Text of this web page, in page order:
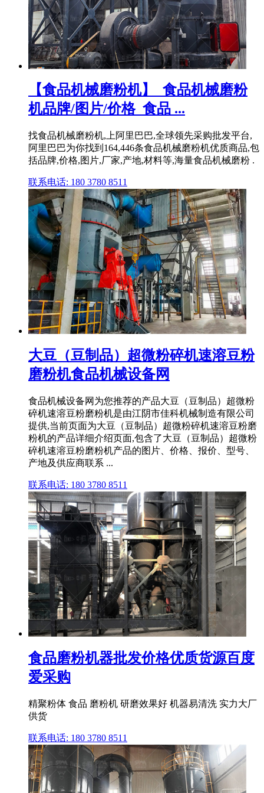
【食品机械磨粉机】_食品机械磨粉
机品牌/图片/价格_食品 ...
找食品机械磨粉机,上阿里巴巴,全球领先采购批发平台,
阿里巴巴为你找到164,446条食品机械磨粉机优质商品,包
括品牌,价格,图片,厂家,产地,材料等,海量食品机械磨粉 .
联系电话: 180 3780 8511
大豆（豆制品）超微粉碎机速溶豆粉
磨粉机食品机械设备网
食品机械设备网为您推荐的产品大豆（豆制品）超微粉
碎机速溶豆粉磨粉机是由江阴市佳科机械制造有限公司
提供,当前页面为大豆（豆制品）超微粉碎机速溶豆粉磨
粉机的产品详细介绍页面,包含了大豆（豆制品）超微粉
碎机速溶豆粉磨粉机产品的图片、价格、报价、型号、
产地及供应商联系 ...
联系电话: 180 3780 8511
食品磨粉机器批发价格优质货源百度
爱采购
精聚粉体 食品 磨粉机 研磨效果好 机器易清洗 实力大厂
供货
联系电话: 180 3780 8511